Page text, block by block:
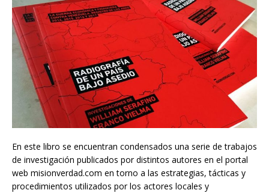
En este libro se encuentran condensados una serie de trabajos
de investigación publicados por distintos autores en el portal
web misionverdad.com en torno a las estrategias, tácticas y
procedimientos utilizados por los actores locales y